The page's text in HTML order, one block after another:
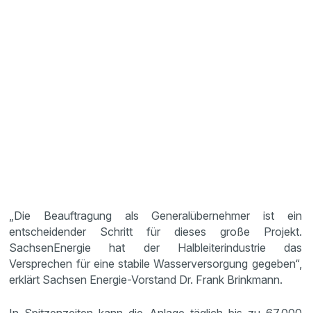
„Die Beauftragung als Generalübernehmer ist ein
entscheidender Schritt für dieses große Projekt.
SachsenEnergie hat der Halbleiterindustrie das
Versprechen für eine stabile Wasserversorgung gegeben“,
erklärt Sachsen Energie-Vorstand Dr. Frank Brinkmann.